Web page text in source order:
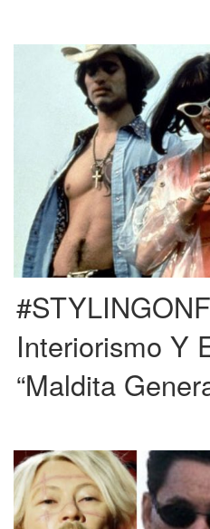
Se trata de una película de cine
que tres personajes se ven envueltos
Interiorismo Y
“Maldita